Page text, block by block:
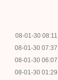
08-01-30 08:11
08-01-30 07:37
08-01-30 06:07
08-01-30 01:29